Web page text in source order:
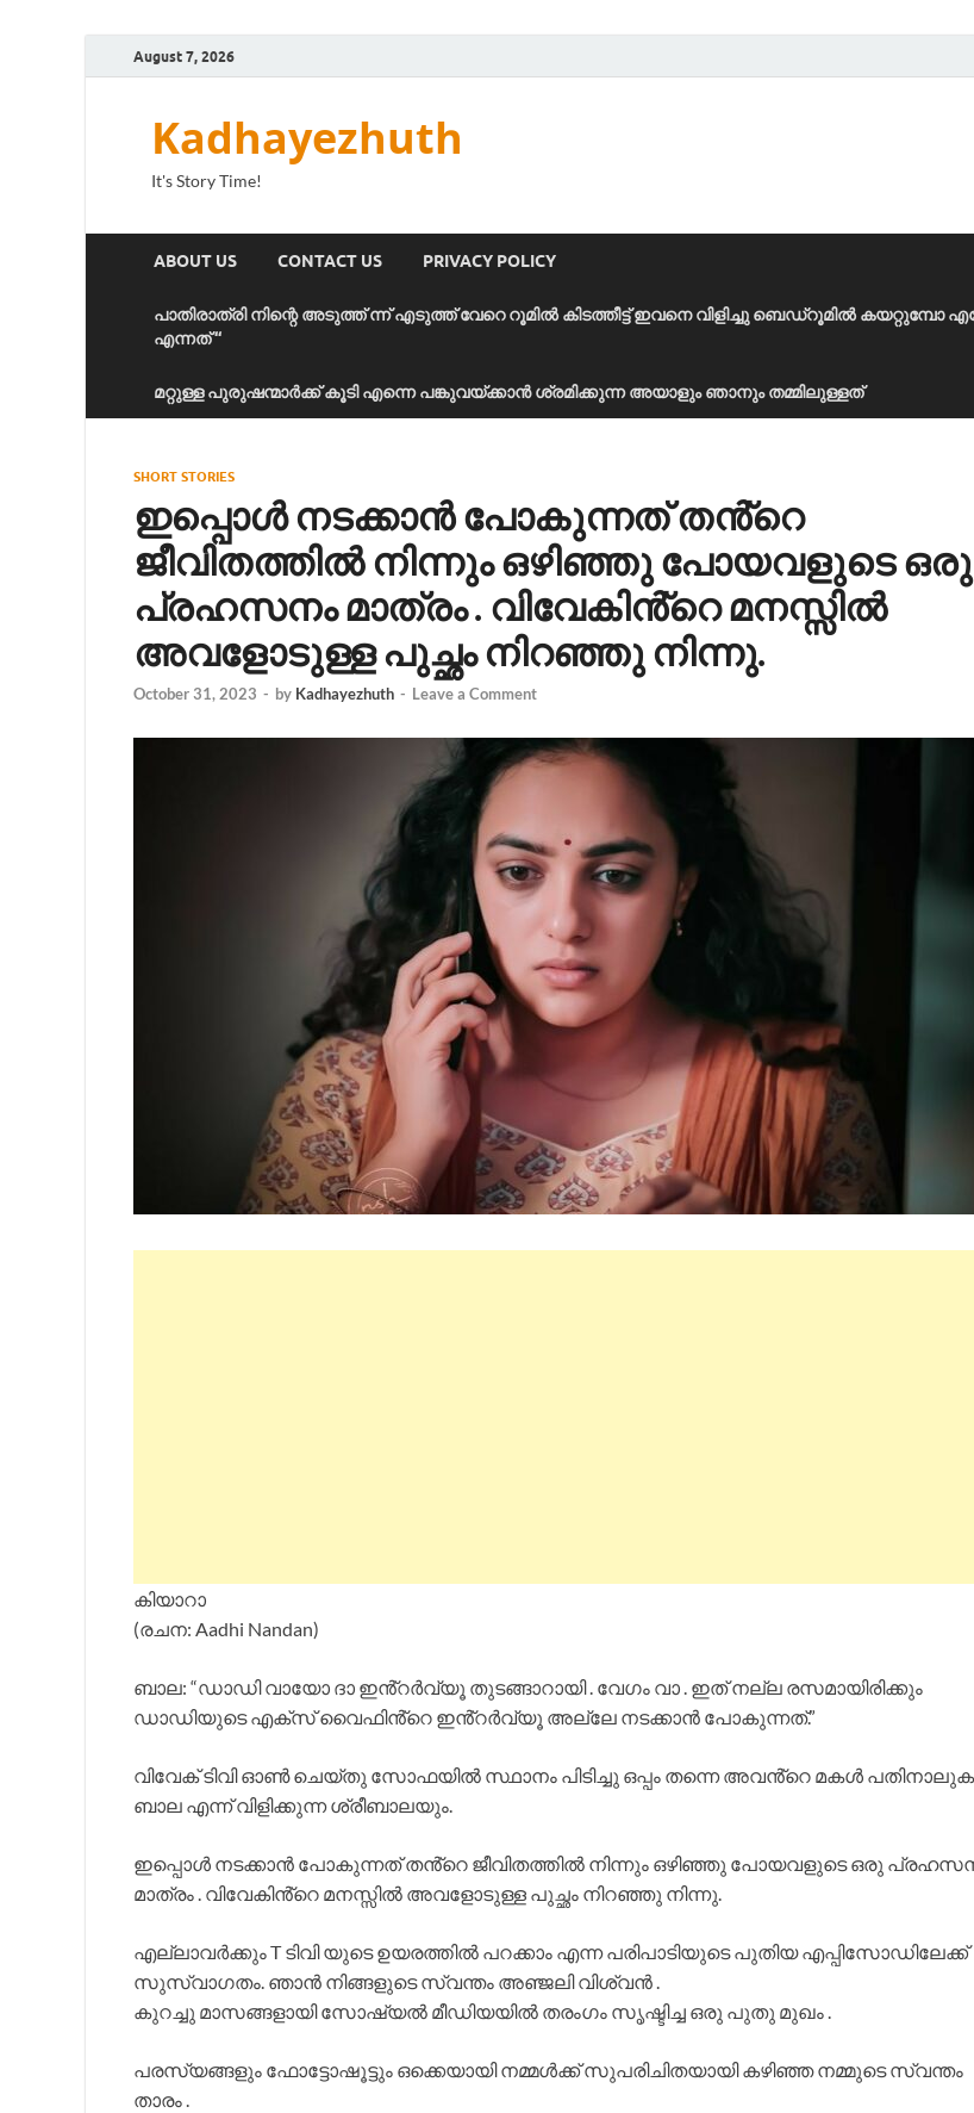
August 7, 2026
Kadhayezhuth
It's Story Time!
ABOUT US CONTACT US PRIVACY POLICY
പാതിരാത്രി നിന്റെ അടുത്ത് ന്ന് എടുത്ത് വേറെ റൂമിൽ കിടത്തീട്ട് ഇവനെ വിളിച്ചു ബെഡ്‌റൂമിൽ കയറ്റുമ്പോ
എന്നത് “
മറ്റുള്ള പുരുഷന്മാർക്ക് കൂടി എന്നെ പങ്കുവയ്ക്കാൻ ശ്രമിക്കുന്ന അയാളും ഞാനും തമ്മിലുള്ളത്
SHORT STORIES
ഇപ്പൊൾ നടക്കാൻ പോകുന്നത് തൻ്റെ
ജീവിതത്തിൽ നിന്നും ഒഴിഞ്ഞു പോയവളുടെ ഒരു
പ്രഹസനം മാത്രം . വിവേകിൻ്റെ മനസ്സിൽ
അവളോടുള്ള പുച്ഛം നിറഞ്ഞു നിന്നു.
October 31, 2023 - by Kadhayezhuth - Leave a Comment
കിയാറാ
(രചന: Aadhi Nandan)
ബാല: “ഡാഡി വായോ ദാ ഇൻ്റർവ്യൂ തുടങ്ങാറായി . വേഗം വാ . ഇത് നല്ല രസമായിരിക്കും
ഡാഡിയുടെ എക്സ് വൈഫിൻ്റെ ഇൻ്റർവ്യൂ അല്ലേ നടക്കാൻ പോകുന്നത്.”
വിവേക് ടിവി ഓൺ ചെയ്തു സോഫയിൽ സ്ഥാനം പിടിച്ചു ഒപ്പം തന്നെ അവൻ്റെ മകൾ
ബാല എന്ന് വിളിക്കുന്ന ശ്രീബാലയും.
ഇപ്പൊൾ നടക്കാൻ പോകുന്നത് തൻ്റെ ജീവിതത്തിൽ നിന്നും ഒഴിഞ്ഞു പോയവളുടെ ഒരു
മാത്രം . വിവേകിൻ്റെ മനസ്സിൽ അവളോടുള്ള പുച്ഛം നിറഞ്ഞു നിന്നു.
എല്ലാവർക്കും T ടിവി യുടെ ഉയരത്തിൽ പറക്കാം എന്ന പരിപാടിയുടെ പുതിയ എപ്പിസോഡിലേക്ക്
സുസ്വാഗതം. ഞാൻ നിങ്ങളുടെ സ്വന്തം അഞ്ജലി വിശ്വൻ .
കുറച്ചു മാസങ്ങളായി സോഷ്യൽ മീഡിയയിൽ തരംഗം സൃഷ്ടിച്ച ഒരു പുതു മുഖം .
പരസ്യങ്ങളും ഫോട്ടോഷൂട്ടും ഒക്കെയായി നമ്മൾക്ക് സുപരിചിതയായി കഴിഞ്ഞ നമ്മുടെ സ്വന്തം
താരം .